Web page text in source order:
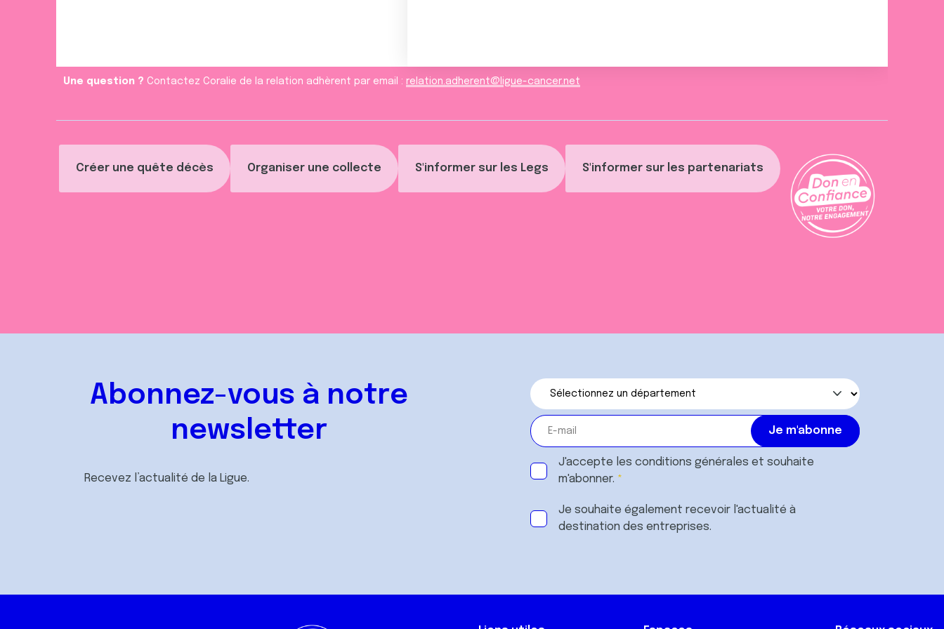
Créer une quête décès Organiser une collecte S'informer sur les Legs S'informer sur les partenariats
Une question ? Contactez Coralie de la relation adhèrent par email : relation.adherent@ligue-cancer.net
Abonnez-vous à notre
newsletter
Recevez l’actualité de la Ligue.
J'accepte les conditions générales et souhaite
m'abonner.
Je souhaite également recevoir l'actualité à
destination des entreprises.